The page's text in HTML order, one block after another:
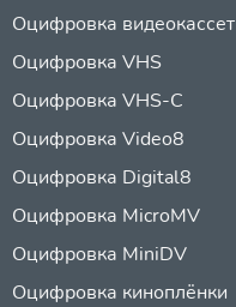
Оцифровка видеокассет
Оцифровка VHS
Оцифровка VHS-C
Оцифровка Video8
Оцифровка Digital8
Оцифровка MicroMV
Оцифровка MiniDV
Оцифровка киноплёнки